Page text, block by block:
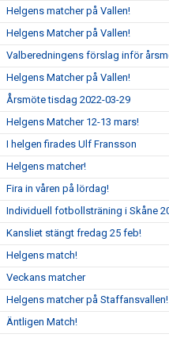
Helgens matcher på Vallen!
Helgens Matcher på Vallen!
Valberedningens förslag inför
Helgens Matcher på Vallen!
Årsmöte tisdag 2022-03-29
Helgens Matcher 12-13 mars!
I helgen firades Ulf Fransson
Helgens matcher!
Fira in våren på lördag!
Individuell fotbollsträning i Skåne
Kansliet stängt fredag 25 feb!
Helgens match!
Veckans matcher
Helgens matcher på Staffansvallen!
Äntligen Match!